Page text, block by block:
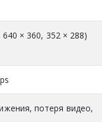
× 360, 352 × 288)
потеря видео,